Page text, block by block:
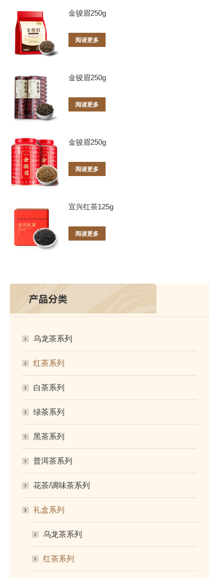
金骏眉250g
阅读更多
金骏眉250g
阅读更多
金骏眉250g
阅读更多
宜兴红茶125g
阅读更多
乌龙茶系列
红茶系列
白茶系列
绿茶系列
黑茶系列
普洱茶系列
花茶/调味茶系列
礼盒系列
乌龙茶系列
红茶系列